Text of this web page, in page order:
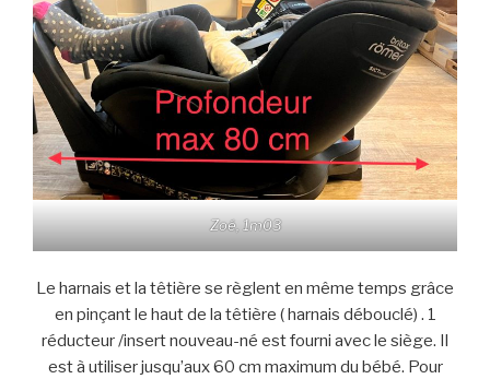
Zoé, 1m03
Le harnais et la têtière se règlent en même temps grâce
en pinçant le haut de la têtière ( harnais débouclé) . 1
réducteur /insert nouveau-né est fourni avec le siège. Il
est à utiliser jusqu’aux 60 cm maximum du bébé. Pour